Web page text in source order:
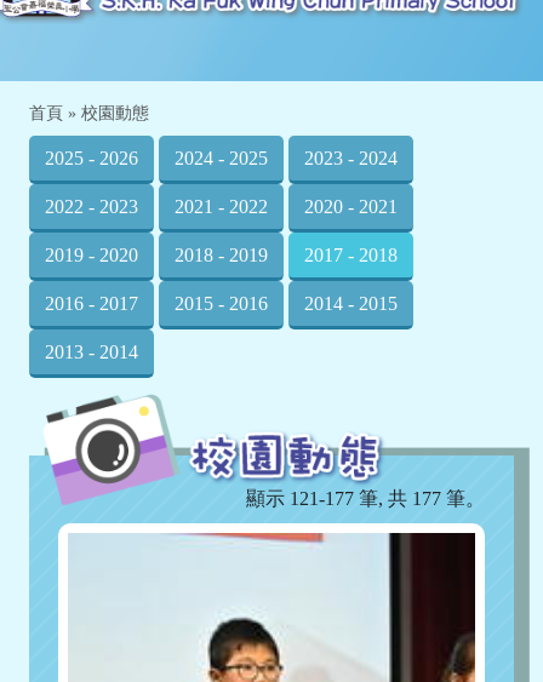
首頁 » 校園動態
2025 - 2026 2024 - 2025 2023 - 2024
2022 - 2023 2021 - 2022 2020 - 2021
2019 - 2020 2018 - 2019 2017 - 2018
2016 - 2017 2015 - 2016 2014 - 2015
2013 - 2014
顯示 121-177 筆, 共 177 筆。